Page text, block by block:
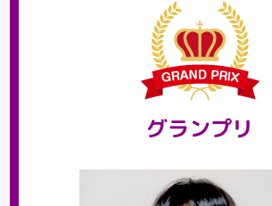
グランプリ